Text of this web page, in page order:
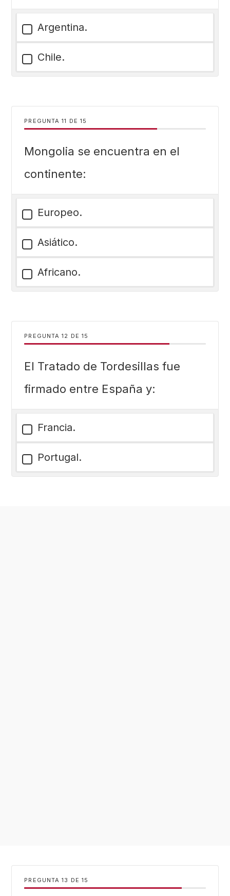
Argentina.
Chile.
PREGUNTA DE 15
Mongolia se encuentra en el
continente:
Europeo.
Asiático.
Africano.
PREGUNTA DE 15
El Tratado de Tordesillas fue
firmado entre España y:
Francia.
Portugal.
PREGUNTA DE 15